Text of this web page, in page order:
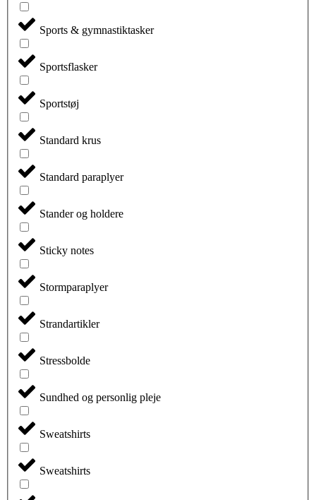
Sports & gymnastiktasker
Sportsflasker
Sportstøj
Standard krus
Standard paraplyer
Stander og holdere
Sticky notes
Stormparaplyer
Strandartikler
Stressbolde
Sundhed og personlig pleje
Sweatshirts
Sweatshirts